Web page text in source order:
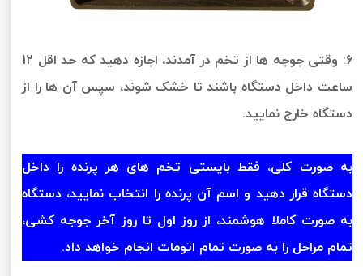
6: وقتی جوجه ها از تخم در آمدند، اجازه دهید که حد اقل 12
ساعت داخل دستگاه باشند تا خشک شوند، سپس آن ها را از
دستگاه خارج نمایید.
به صورت کلی، فقط بایستی تخم های هر پرنده را داخل
دستگاه قرار دهید و اسم آن پرنده را انتخاب نمایید، دستگاه
به صورت کاملا هوشمند، از روز اول تا روز آخر جوجه کشی،
تمام مراحل را به صورت تمام اتومات انجام خواهد داد.